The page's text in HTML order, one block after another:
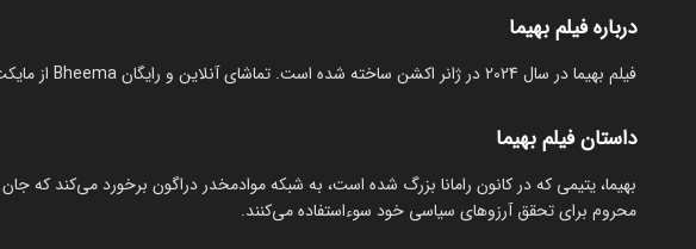
درباره فیلم بهیما
فیلم بهیما در سال 2024 در ژانر اکشن ساخته شده است. تماشای آنلاین و رایگان Bheema از مایکت با دوبله بدون نیاز به دانلود.
داستان فیلم بهیما
بھیما، یتیمی که در کانون رامانا بزرگ شده است، به شبکه موادمخدر دراگون برخورد می‌کند که جان
محروم برای تحقق آرزوهای سیاسی خود سوءاستفاده می‌کنند.